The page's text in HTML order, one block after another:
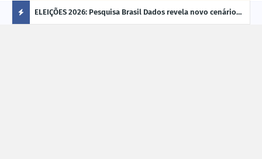
a mais ELEIÇÕES 2026: Pesquisa Brasil Dados revela novo cenário